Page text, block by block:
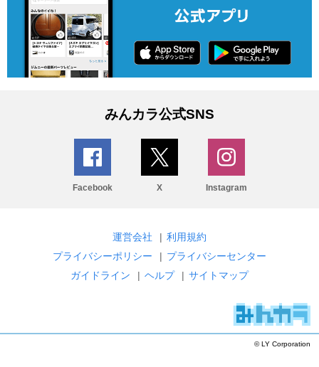
みんカラ公式SNS
Facebook X Instagram
運営会社 | 利用規約
プライバシーポリシー
| プライバシーセンター
ガイドライン
| ヘルプ | サイトマップ
© LY Corporation